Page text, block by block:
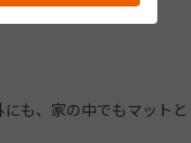
も、家の中でもマット